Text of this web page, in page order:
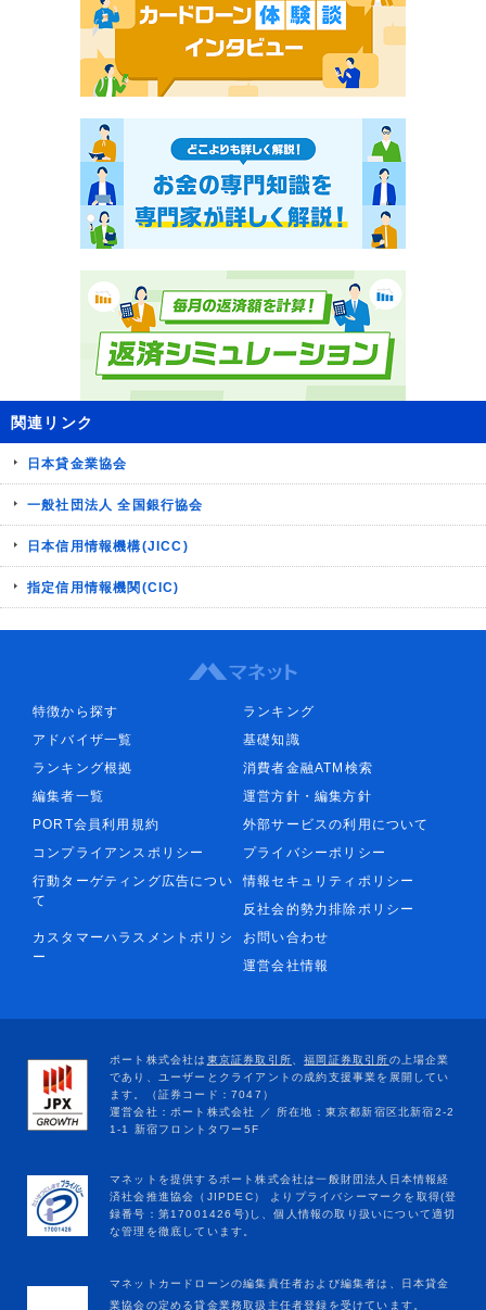
関連リンク
日本貸金業協会
一般社団法人 全国銀行協会
日本信用情報機構(JICC)
指定信用情報機関(CIC)
特徴から探す
ランキング
アドバイザ一覧
基礎知識
ランキング根拠
消費者金融ATM検索
編集者一覧
運営方針・編集方針
PORT会員利用規約
外部サービスの利用について
コンプライアンスポリシー
プライバシーポリシー
行動ターゲティング広告につい
て
情報セキュリティポリシー
反社会的勢力排除ポリシー
カスタマーハラスメントポリシ
ー
お問い合わせ
運営会社情報
マネットカードローンの編集責任者および編集者は、日本貸金
業協会の定める貸金業務取扱主任者登録を受けています。